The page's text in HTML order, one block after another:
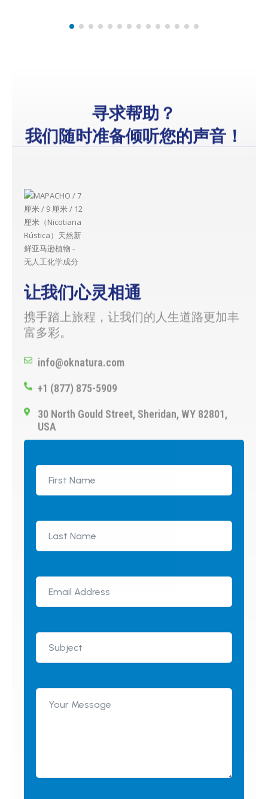
寻求帮助？
我们随时准备倾听您的声音！
让我们心灵相通
携手踏上旅程，让我们的人生道路更加丰
富多彩。
USA